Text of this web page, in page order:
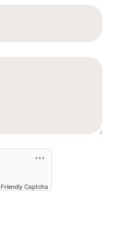
Friendly Captcha